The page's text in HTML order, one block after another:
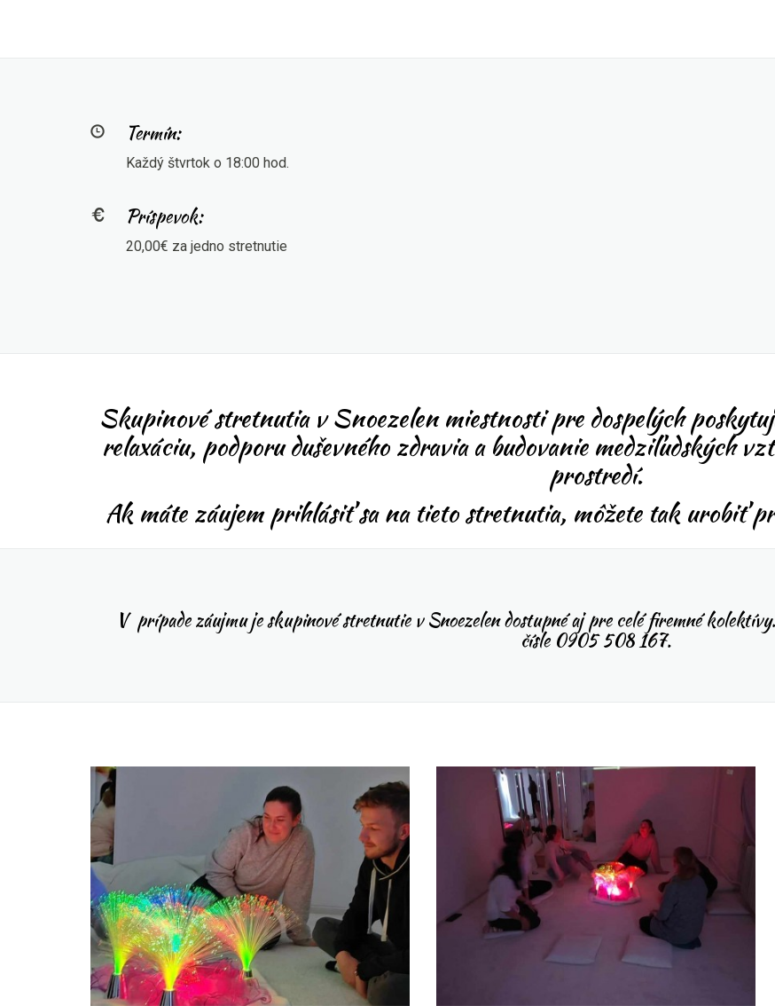
Termín:
Každý štvrtok o 18:00 hod.
Príspevok:
20,00€ za jedno stretnutie
Skupinové stretnutia v Snoezelen miestnosti pre dospelých
relaxáciu, podporu duševného zdravia a budovanie medziľudských
prostredí.
Ak máte záujem prihlásiť sa na tieto stretnutia, môžete tak urobiť
V prípade záujmu je skupinové stretnutie v Snoezelen dostupné aj pre celé firemné
čísle 0905 508 167.